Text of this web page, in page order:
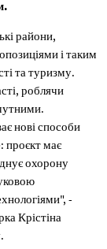
райони,
і таким
та туризму.
роблячи
нові способи
проєкт має
охорону
-
Крістіна